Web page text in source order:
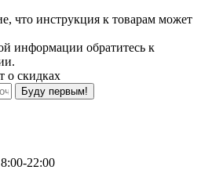
что инструкция к товарам может
информации обратитесь к
о скидках
Буду первым!
22:00